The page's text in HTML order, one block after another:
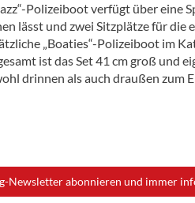
Polizeiboot verfügt über eine
lässt und zwei Sitzplätze für die
„Boaties“-Polizeiboot im
ist das Set 41 cm groß und
drinnen als auch draußen zum
Newsletter abonnieren und immer